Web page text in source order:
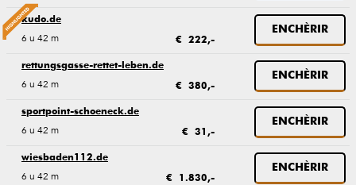
kudo.de
6 u 42 m € 222,-
ENCHÈRIR
rettungsgasse-rettet-leben.de
6 u 42 m € 380,-
ENCHÈRIR
sportpoint-schoeneck.de
6 u 42 m € 31,-
ENCHÈRIR
wiesbaden112.de
6 u 42 m € 1.830,-
ENCHÈRIR